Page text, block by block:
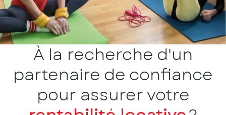
À la recherche d'un
partenaire de confiance
pour assurer votre